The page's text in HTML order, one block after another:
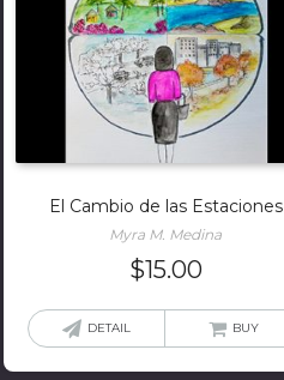
El Cambio de las Estaciones
Myra M. Medina
$15.00
DETAIL BUY